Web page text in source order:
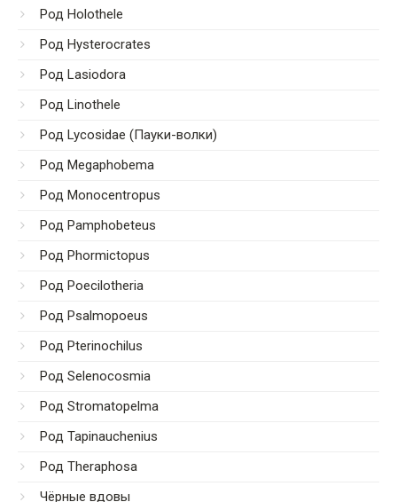
Род Holothele
Род Hysterocrates
Род Lasiodora
Род Linothele
Род Lycosidae (Пауки-волки)
Род Megaphobema
Род Monocentropus
Род Pamphobeteus
Род Phormictopus
Род Poecilotheria
Род Psalmopoeus
Род Pterinochilus
Род Selenocosmia
Род Stromatopelma
Род Tapinauchenius
Род Theraphosa
Чёрные вдовы